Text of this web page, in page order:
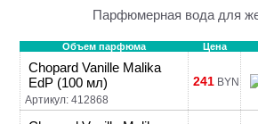
Парфюмерная вода для
Объем парфюма Цена
Chopard Vanille Malika
EdP (100 мл)
Артикул: 412868
241 BYN